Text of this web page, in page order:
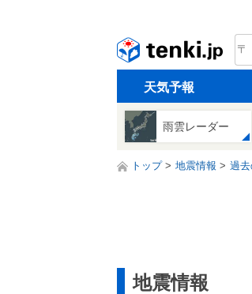
天気予報
雨雲レーダー
トップ 地震情報 過
地震情報